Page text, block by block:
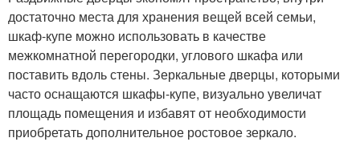
достаточно места для хранения вещей всей семьи,
шкаф-купе можно использовать в качестве
межкомнатной перегородки, углового шкафа или
поставить вдоль стены. Зеркальные дверцы, которыми
часто оснащаются шкафы-купе, визуально увеличат
площадь помещения и избавят от необходимости
приобретать дополнительное ростовое зеркало.